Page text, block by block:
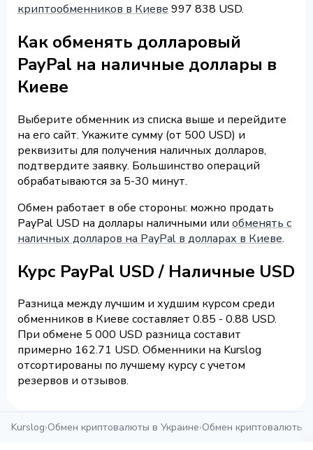
криптообменников в Киеве 997 838 USD.
Как обменять долларовый
PayPal на наличные доллары в
Киеве
Выберите обменник из списка выше и перейдите
на его сайт. Укажите сумму (от 500 USD) и
реквизиты для получения наличных долларов,
подтвердите заявку. Большинство операций
обрабатываются за 5-30 минут.
Обмен работает в обе стороны: можно продать
PayPal USD на доллары наличными или обменять с
наличных долларов на PayPal в долларах в Киеве.
Курс PayPal USD / Наличные USD
Разница между лучшим и худшим курсом среди
обменников в Киеве составляет 0.85 - 0.88 USD.
При обмене 5 000 USD разница составит
примерно 162.71 USD. Обменники на Kurslog
отсортированы по лучшему курсу с учетом
резервов и отзывов.
Kurslog›Обмен криптовалюты в Украине›Обмен криптовалюты